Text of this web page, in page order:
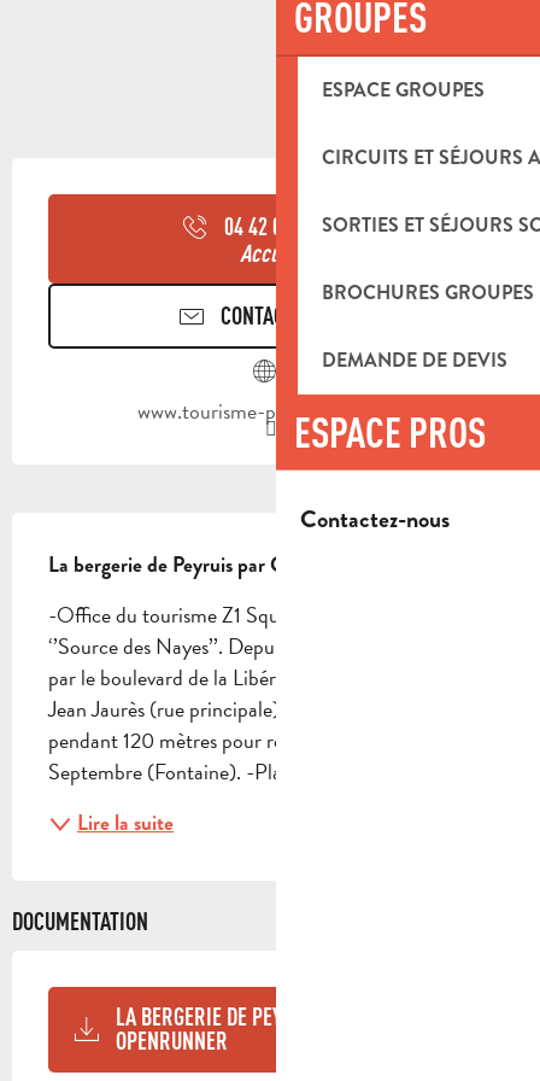
GROUPES
ESPACE GROUPES
CIRCUITS ET SÉJOURS
SORTIES ET SÉJOURS
BROCHURES GROUPES
DEMANDE DE DEVIS
ESPACE PROS
Contactez-nous
OUVERTURE ET COORDONNÉES
04 42 03 49▒▒
Accueil
CONTACTEZ-NOUS
www.tourisme-paysdaubagne.fr
La bergerie de Peyruis par Chambeyron et le Défens
-Office du tourisme Z1 Square Reda Caire. Suivre
‘’Source des Nayes’’. Depuis l’Office du tourisme
par le boulevard de la Libération rejoindre la rue
Jean Jaurès (rue principale) et l’emprunter à droite
pendant 120 mètres pour rejoindre la Place du 04
Septembre (Fontaine). -Place du 04 Septembre...
Lire la suite
DOCUMENTATION
LA BERGERIE DE PEYRUIS PAR LE DÉFENS -
OPENRUNNER